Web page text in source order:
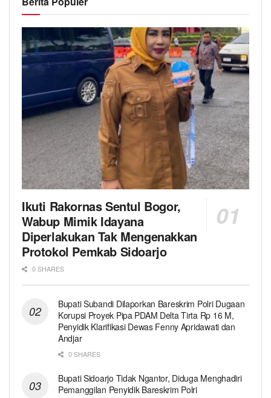
Ikuti Rakornas Sentul Bogor,
Wabup Mimik Idayana
Diperlakukan Tak Mengenakkan
Protokol Pemkab Sidoarjo
0 SHARES
Bupati Subandi Dilaporkan Bareskrim Polri Dugaan
Korupsi Proyek Pipa PDAM Delta Tirta Rp 16 M,
Penyidik Klarifikasi Dewas Fenny Apridawati dan
Andjar
0 SHARES
Bupati Sidoarjo Tidak Ngantor, Diduga Menghadiri
Pemanggilan Penyidik Bareskrim Polri